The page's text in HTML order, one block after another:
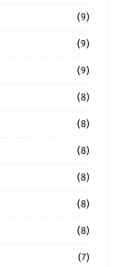
(9)
(9)
(9)
(8)
(8)
(8)
(8)
(8)
(8)
(7)